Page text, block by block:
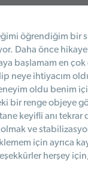
öğrendiğim
Daha önce
başlamam en
neye ihtiyacım
oldu benim
bir renge objeye
keyifli anı
ve
için ayrıca
herşey